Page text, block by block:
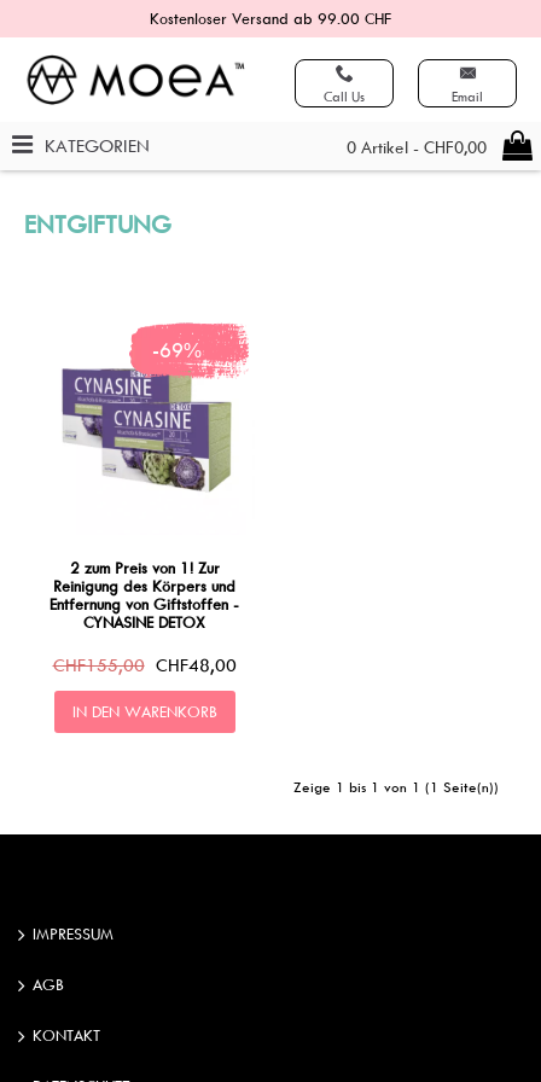
Kostenloser Versand ab 99.00 CHF
Call Us Email
0 Artikel - CHF0,00
KATEGORIEN
ENTGIFTUNG
-69%
2 zum Preis von 1! Zur
Reinigung des Körpers und
Entfernung von Giftstoffen -
CYNASINE DETOX
CHF155,00 CHF48,00
IN DEN WARENKORB
Zeige 1 bis 1 von 1 (1 Seite(n))
IMPRESSUM
AGB
KONTAKT